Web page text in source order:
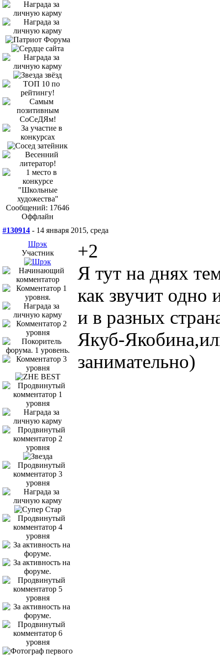
Сообщений: 17646
Оффлайн
#130914 - 14 января 2015, среда
Шрэк
Участник
+2
Я тут на днях
как звучит одно
и в разных
Якуб-
занимательно)